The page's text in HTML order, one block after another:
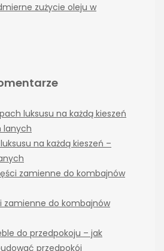
zużycie oleju w
luksusu na każdą kieszeń
lanych
na każdą kieszeń –
zamienne do kombajnów
zamienne do kombajnów
do przedpokoju – jak
przedpokój